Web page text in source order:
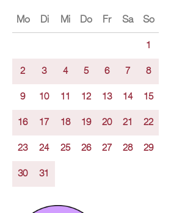
Mo Di Mi Do Fr Sa So
1
2 3 4 5 6 7 8
9 10 11 12 13 14 15
16 17 18 19 20 21 22
23 24 25 26 27 28 29
30 31